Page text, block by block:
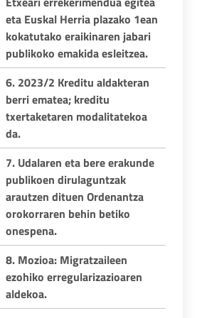
eta Euskal Herria plazako 1ean
kokatutako eraikinaren jabari
publikoko emakida esleitzea.
6. 2023/2 Kreditu aldakteran
berri ematea; kreditu
txertaketaren modalitatekoa
da.
7. Udalaren eta bere erakunde
publikoen dirulaguntzak
arautzen dituen Ordenantza
orokorraren behin betiko
onespena.
8. Mozioa: Migratzaileen
ezohiko erregularizazioaren
aldekoa.